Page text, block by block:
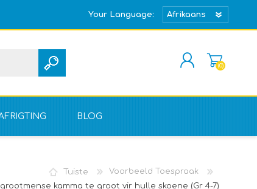
Your Language:
REGISTREER
TEKEN IN
(0)
BLOG
Tuiste
Voorbeeld Toespraak
kamma te groot vir hulle skoene (Gr 4-7)